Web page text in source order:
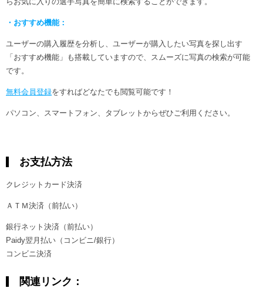
・おすすめ機能：
ユーザーの購入履歴を分析し、ユーザーが購入したい写真を探し出す
「おすすめ機能」も搭載していますので、スムーズに写真の検索が可能
です。
無料会員登録をすればどなたでも閲覧可能です！
パソコン、スマートフォン、タブレットからぜひご利用ください。
お支払方法
クレジットカード決済
ＡＴＭ決済（前払い）
銀行ネット決済（前払い）
Paidy翌月払い（コンビニ/銀行）
コンビニ決済
関連リンク：